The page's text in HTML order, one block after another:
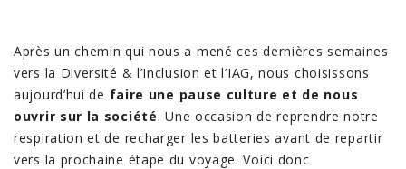
Après un chemin qui nous a mené ces dernières semaines
vers la Diversité & l’Inclusion et l’IAG, nous choisissons
aujourd’hui de faire une pause culture et de nous
ouvrir sur la société. Une occasion de reprendre notre
respiration et de recharger les batteries avant de repartir
vers la prochaine étape du voyage. Voici donc